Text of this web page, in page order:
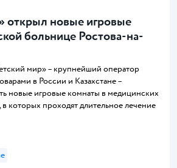
открыл новые игровые
больнице Ростова-на-
мир» – крупнейший оператор
в России и Казахстане –
новые игровые комнаты в медицинских
которых проходят длительное лечение